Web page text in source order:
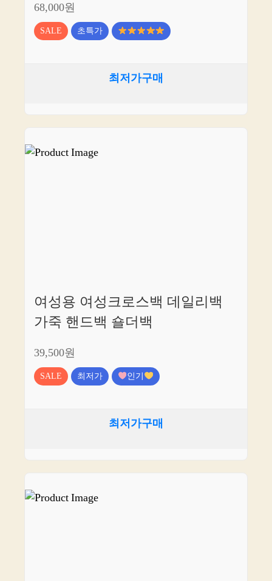
68,000원
SALE 초특가
최저가구매
여성용 여성크로스백 데일리백
가죽 핸드백 숄더백
39,500원
SALE 최저가 인기
최저가구매